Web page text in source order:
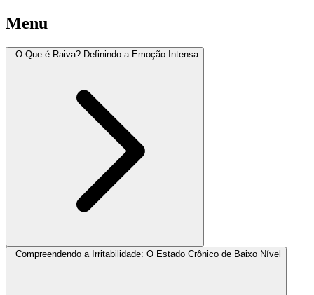
Menu
O Que é Raiva? Definindo a Emoção Intensa
Compreendendo a Irritabilidade: O Estado Crônico de Baixo Nível